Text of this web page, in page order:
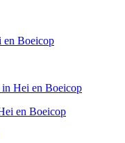
en Boeicop
in Hei en Boeicop
en Boeicop